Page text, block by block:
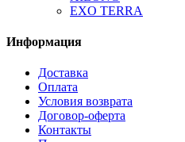
EXO TERRA
Информация
Доставка
Оплата
Условия возврата
Договор-оферта
Контакты